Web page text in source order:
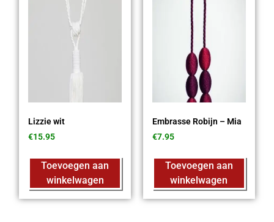
Lizzie wit
€15.95
Toevoegen aan
winkelwagen
Embrasse Robijn – Mia
€7.95
Toevoegen aan
winkelwagen